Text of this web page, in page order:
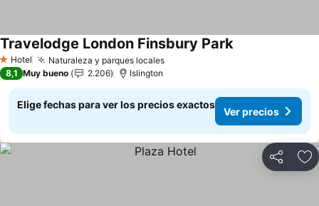
1 Estrellas
Hotel Naturaleza y parques locales
Travelodge London Finsbury Park
8,1 Muy bueno 2.206 Islington
Elige fechas para ver los precios exactos
Ver precios
Compartir